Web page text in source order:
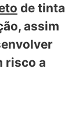
de tinta
assim
risco a